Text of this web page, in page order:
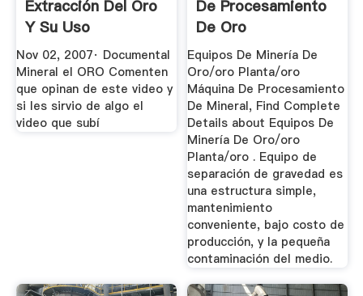
Extracción Del Oro
Y Su Uso
Nov 02, 2007· Documental
Mineral el ORO Comenten
que opinan de este video y
si les sirvio de algo el
video que subí
De Procesamiento
De Oro
Equipos De Minería De
Oro/oro Planta/oro
Máquina De Procesamiento
De Mineral, Find Complete
Details about Equipos De
Minería De Oro/oro
Planta/oro . Equipo de
separación de gravedad es
una estructura simple,
mantenimiento
conveniente, bajo costo de
producción, y la pequeña
contaminación del medio.